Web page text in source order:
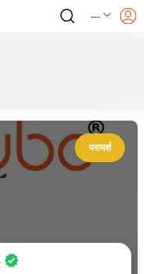
---
परामर्श